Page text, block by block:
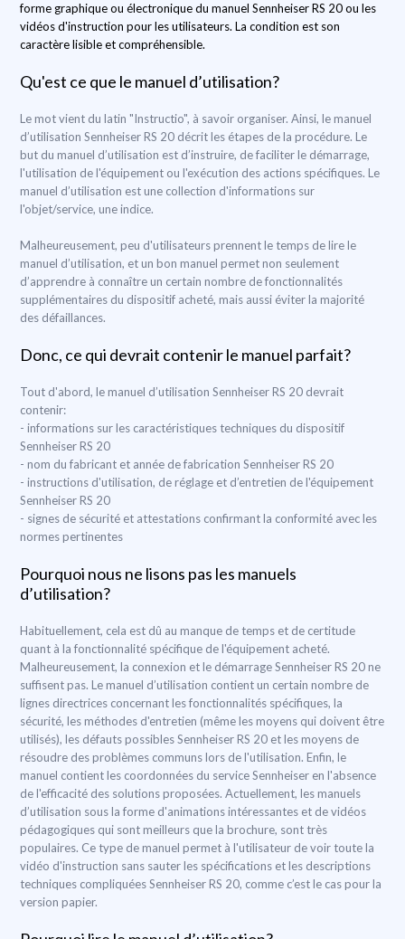
forme graphique ou électronique du manuel Sennheiser RS 20 ou les
vidéos d'instruction pour les utilisateurs. La condition est son
caractère lisible et compréhensible.
Qu'est ce que le manuel d’utilisation?
Le mot vient du latin "Instructio", à savoir organiser. Ainsi, le manuel
d’utilisation Sennheiser RS 20 décrit les étapes de la procédure. Le
but du manuel d’utilisation est d’instruire, de faciliter le démarrage,
l'utilisation de l'équipement ou l'exécution des actions spécifiques. Le
manuel d’utilisation est une collection d'informations sur
l'objet/service, une indice.
Malheureusement, peu d'utilisateurs prennent le temps de lire le
manuel d’utilisation, et un bon manuel permet non seulement
d’apprendre à connaître un certain nombre de fonctionnalités
supplémentaires du dispositif acheté, mais aussi éviter la majorité
des défaillances.
Donc, ce qui devrait contenir le manuel parfait?
Tout d'abord, le manuel d’utilisation Sennheiser RS 20 devrait
contenir:
- informations sur les caractéristiques techniques du dispositif
Sennheiser RS 20
- nom du fabricant et année de fabrication Sennheiser RS 20
- instructions d'utilisation, de réglage et d’entretien de l'équipement
Sennheiser RS 20
- signes de sécurité et attestations confirmant la conformité avec les
normes pertinentes
Pourquoi nous ne lisons pas les manuels
d’utilisation?
Habituellement, cela est dû au manque de temps et de certitude
quant à la fonctionnalité spécifique de l'équipement acheté.
Malheureusement, la connexion et le démarrage Sennheiser RS 20 ne
suffisent pas. Le manuel d’utilisation contient un certain nombre de
lignes directrices concernant les fonctionnalités spécifiques, la
sécurité, les méthodes d'entretien (même les moyens qui doivent être
utilisés), les défauts possibles Sennheiser RS 20 et les moyens de
résoudre des problèmes communs lors de l'utilisation. Enfin, le
manuel contient les coordonnées du service Sennheiser en l'absence
de l'efficacité des solutions proposées. Actuellement, les manuels
d’utilisation sous la forme d'animations intéressantes et de vidéos
pédagogiques qui sont meilleurs que la brochure, sont très
populaires. Ce type de manuel permet à l'utilisateur de voir toute la
vidéo d'instruction sans sauter les spécifications et les descriptions
techniques compliquées Sennheiser RS 20, comme c’est le cas pour la
version papier.